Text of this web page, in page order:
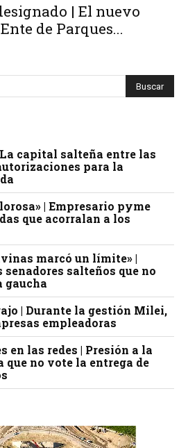
| El nuevo
de Parques...
capital salteña entre las
para la
| Empresario pyme
que acorralan a los
marcó un límite» |
salteños que no
gaucha
| Durante la gestión Milei,
empleadoras
en las redes | Presión a la
que no vote la entrega de